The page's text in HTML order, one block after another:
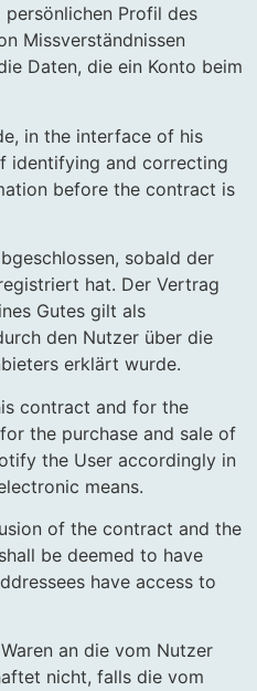
persönlichen Profil des
Missverständnissen
Daten, die ein Konto beim
in the interface of his
identifying and correcting
before the contract is
sobald der
hat. Der Vertrag
Gutes gilt als
den Nutzer über die
erklärt wurde.
contract and for the
the purchase and sale of
the User accordingly in
means.
of the contract and the
be deemed to have
have access to
an die vom Nutzer
nicht, falls die vom